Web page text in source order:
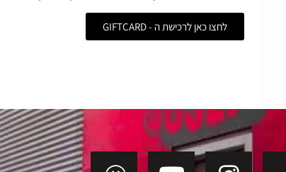
לחצו כאן לרכישת ה - GIFTCARD